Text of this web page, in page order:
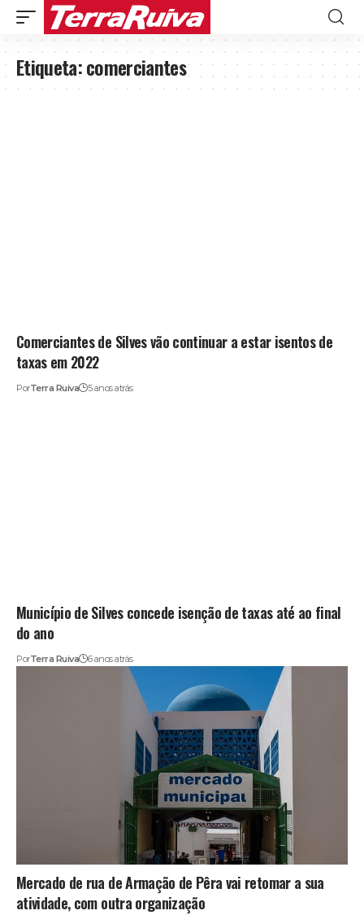
Etiqueta:comerciantes
Comerciantes de Silves vão continuar a estar isentos de
taxas em 2022
PorTerra Ruiva 5 anos atrás
Município de Silves concede isenção de taxas até ao final
do ano
PorTerra Ruiva 6 anos atrás
Mercado de rua de Armação de Pêra vai retomar a sua
atividade, com outra organização